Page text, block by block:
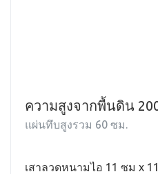
ความสูงจากพื้นดิน
แผ่นทึบสูงรวม 60 ซม.
เสาลวดหนามไอ 11 ซม x